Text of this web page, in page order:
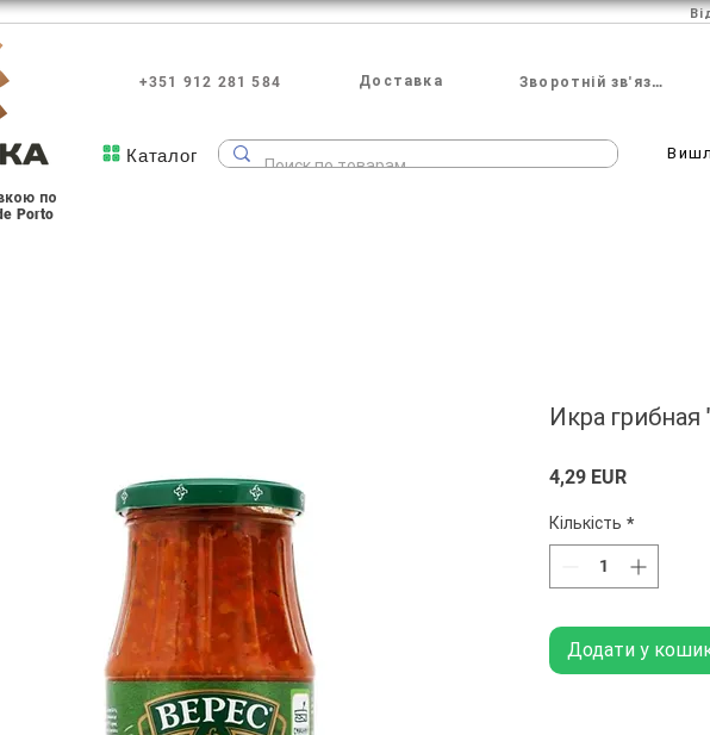
+351 912 281 584 Доставка Зворотній зв'язок
по
Porto
Каталог
Икра грибная
4,29 EURЦіна
Кількість *
Додати у